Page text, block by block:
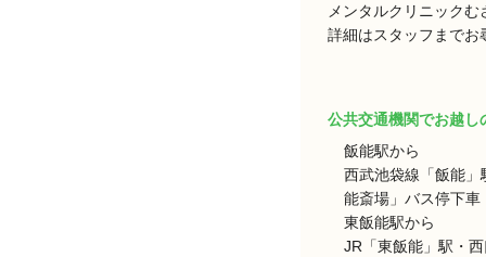
メンタルクリニック
詳細はスタッフまでお
公共交通機関でお越し
飯能駅から
西武池袋線「飯能
能斎場」バス停下車
東飯能駅から
JR「東飯能」駅・